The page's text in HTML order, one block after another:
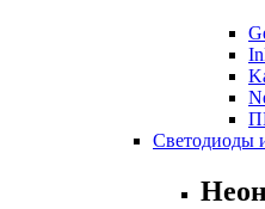
Светодиоды